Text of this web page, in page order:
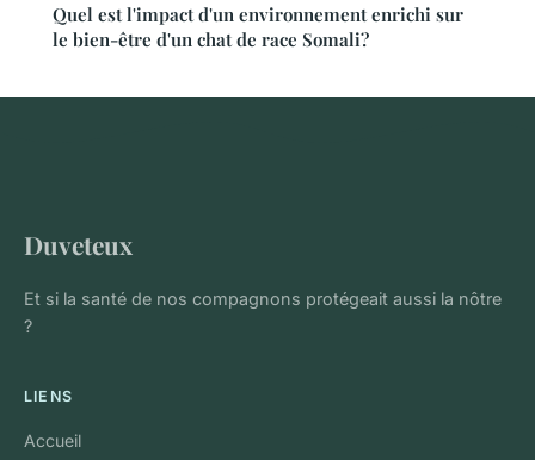
Quel est l'impact d'un environnement enrichi sur
le bien-être d'un chat de race Somali?
Duveteux
Et si la santé de nos compagnons protégeait aussi la nôtre
?
LIENS
Accueil